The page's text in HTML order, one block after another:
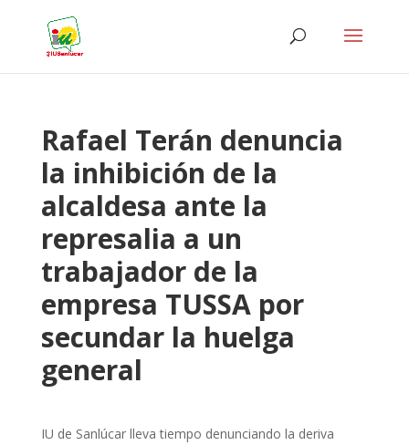
Rafael Terán denuncia
la inhibición de la
alcaldesa ante la
represalia a un
trabajador de la
empresa TUSSA por
secundar la huelga
general
IU de Sanlúcar lleva tiempo denunciando la deriva